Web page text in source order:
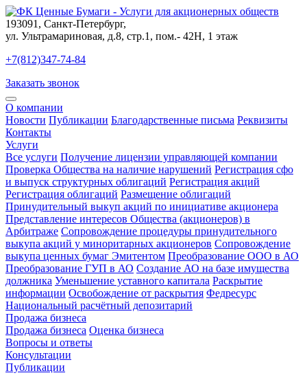
193091 , Санкт-Петербург,
ул. Ультрамариновая, д.8, стр.1, пом.- 42Н, 1 этаж
+7(812)347-74-84
Заказать звонок
О компании
Новости Публикации Благодарственные письма Реквизиты
Контакты
Услуги
Все услуги Получение лицензии управляющей компании
Проверка Общества на наличие нарушений Регистрация сфо
и выпуск структурных облигаций Регистрация акций
Регистрация облигаций Размещение облигаций
Принудительный выкуп акций по инициативе акционера
Представление интересов Общества (акционеров) в
Арбитраже Сопровождение процедуры принудительного
выкупа акций у миноритарных акционеров Сопровождение
выкупа ценных бумаг Эмитентом Преобразование ООО в АО
Преобразование ГУП в АО Создание АО на базе имущества
должника Уменьшение уставного капитала Раскрытие
информации Освобождение от раскрытия Федресурс
Национальный расчётный депозитарий
Продажа бизнеса
Продажа бизнеса Оценка бизнеса
Вопросы и ответы
Консультации
Публикации